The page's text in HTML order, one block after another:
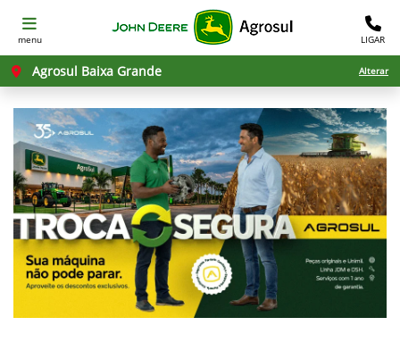
menu LIGAR
Agrosul Baixa Grande Alterar